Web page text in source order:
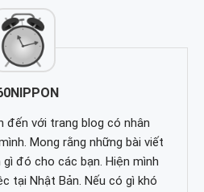
đến với trang blog có nhân
Mong rằng những bài viết
đó cho các bạn. Hiện mình
tại Nhật Bản. Nếu có gì khó